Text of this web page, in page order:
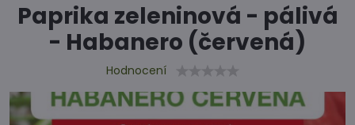
Paprika zeleninová - pálivá
- Habanero (červená)
Hodnocení